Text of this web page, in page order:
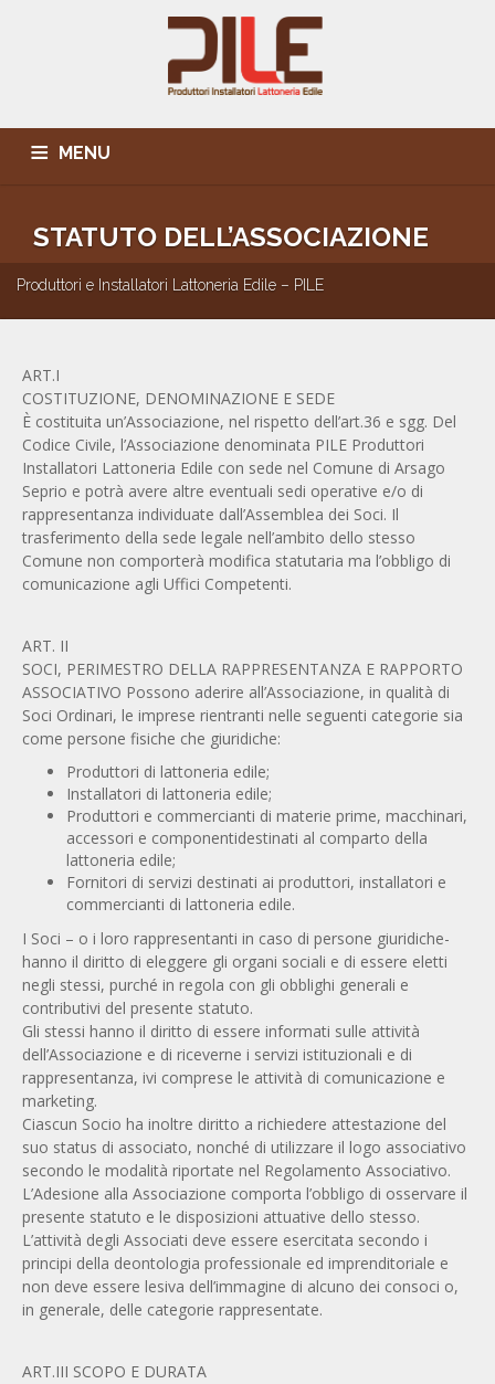
MENU
STATUTO DELL’ASSOCIAZIONE
Produttori e Installatori Lattoneria Edile – PILE
ART.I
COSTITUZIONE, DENOMINAZIONE E SEDE
È costituita un’Associazione, nel rispetto dell’art.36 e sgg. Del
Codice Civile, l’Associazione denominata PILE Produttori
Installatori Lattoneria Edile con sede nel Comune di Arsago
Seprio e potrà avere altre eventuali sedi operative e/o di
rappresentanza individuate dall’Assemblea dei Soci. Il
trasferimento della sede legale nell’ambito dello stesso
Comune non comporterà modifica statutaria ma l’obbligo di
comunicazione agli Uffici Competenti.
ART. II
SOCI, PERIMESTRO DELLA RAPPRESENTANZA E RAPPORTO
ASSOCIATIVO Possono aderire all’Associazione, in qualità di
Soci Ordinari, le imprese rientranti nelle seguenti categorie sia
come persone fisiche che giuridiche:
Produttori di lattoneria edile;
Installatori di lattoneria edile;
Produttori e commercianti di materie prime, macchinari,
accessori e componentidestinati al comparto della
lattoneria edile;
Fornitori di servizi destinati ai produttori, installatori e
commercianti di lattoneria edile.
I Soci – o i loro rappresentanti in caso di persone giuridiche-
hanno il diritto di eleggere gli organi sociali e di essere eletti
negli stessi, purché in regola con gli obblighi generali e
contributivi del presente statuto.
Gli stessi hanno il diritto di essere informati sulle attività
dell’Associazione e di riceverne i servizi istituzionali e di
rappresentanza, ivi comprese le attività di comunicazione e
marketing.
Ciascun Socio ha inoltre diritto a richiedere attestazione del
suo status di associato, nonché di utilizzare il logo associativo
secondo le modalità riportate nel Regolamento Associativo.
L’Adesione alla Associazione comporta l’obbligo di osservare il
presente statuto e le disposizioni attuative dello stesso.
L’attività degli Associati deve essere esercitata secondo i
principi della deontologia professionale ed imprenditoriale e
non deve essere lesiva dell’immagine di alcuno dei consoci o,
in generale, delle categorie rappresentate.
ART.III SCOPO E DURATA